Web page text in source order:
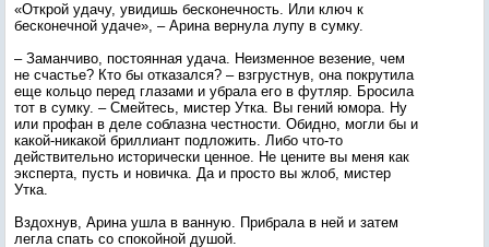
«Открой удачу, увидишь бесконечность. Или ключ к
бесконечной удаче», – Арина вернула лупу в сумку.
– Заманчиво, постоянная удача. Неизменное везение, чем
не счастье? Кто бы отказался? – взгрустнув, она покрутила
еще кольцо перед глазами и убрала его в футляр. Бросила
тот в сумку. – Смейтесь, мистер Утка. Вы гений юмора. Ну
или профан в деле соблазна честности. Обидно, могли бы и
какой-никакой бриллиант подложить. Либо что-то
действительно исторически ценное. Не цените вы меня как
эксперта, пусть и новичка. Да и просто вы жлоб, мистер
Утка.
Вздохнув, Арина ушла в ванную. Прибрала в ней и затем
легла спать со спокойной душой.